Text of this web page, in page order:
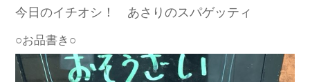
今日のイチオシ！ あさりのスパゲッティ
○お品書き○